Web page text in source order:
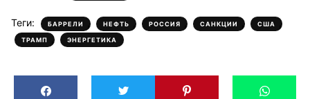
Теги: БАРРЕЛИ , НЕФТЬ , РОССИЯ , САНКЦИИ , США ,
ТРАМП , ЭНЕРГЕТИКА